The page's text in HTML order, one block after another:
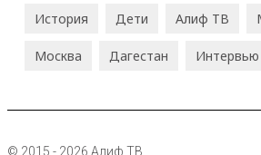
История Дети Алиф ТВ
Москва Дагестан Интервью
© 2015 - 2026 Алиф ТВ